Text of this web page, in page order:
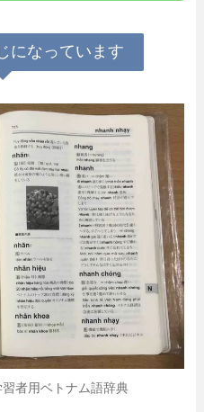
になっています
者用ベトナム語辞典